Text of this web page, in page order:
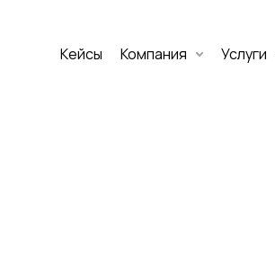
Кейсы Компания Услуги